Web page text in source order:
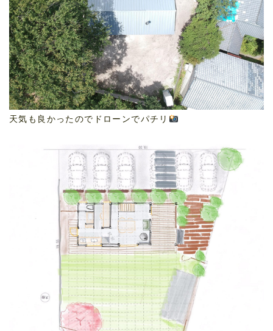
天気も良かったのでドローンでパチリ